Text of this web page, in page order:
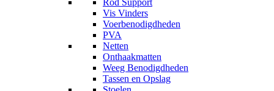
Vis Vinders
Voerbenodigdheden
PVA
Netten
Onthaakmatten
Weeg Benodigdheden
Tassen en Opslag